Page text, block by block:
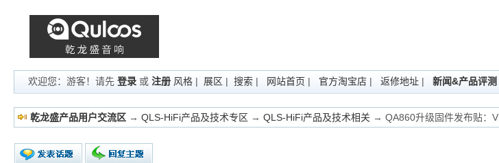
欢迎您：游客！请先登录 或注册 风格 | 展区 |搜索 | 网站首页 | 官方淘宝店 | 返修地址 | 新闻&产品评测
乾龙盛产品用户交流区 →QLS-HiFi产品及技术专区 →QLS-HiFi产品及技术相关 → QA860升级固件发布贴：